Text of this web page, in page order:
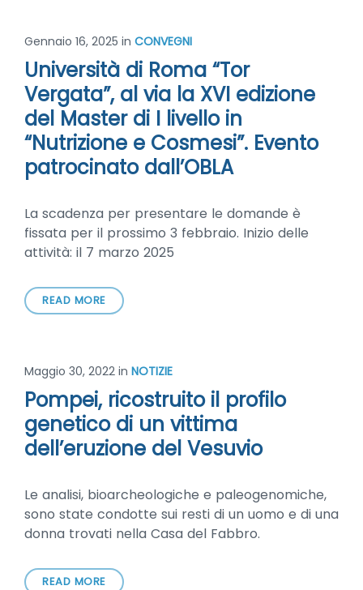
Gennaio 16, 2025 in CONVEGNI
Università di Roma “Tor
Vergata”, al via la XVI edizione
del Master di I livello in
“Nutrizione e Cosmesi”. Evento
patrocinato dall’OBLA
La scadenza per presentare le domande è
fissata per il prossimo 3 febbraio. Inizio delle
attività: il 7 marzo 2025
READ MORE
Maggio 30, 2022 in NOTIZIE
Pompei, ricostruito il profilo
genetico di un vittima
dell’eruzione del Vesuvio
Le analisi, bioarcheologiche e paleogenomiche,
sono state condotte sui resti di un uomo e di una
donna trovati nella Casa del Fabbro.
READ MORE